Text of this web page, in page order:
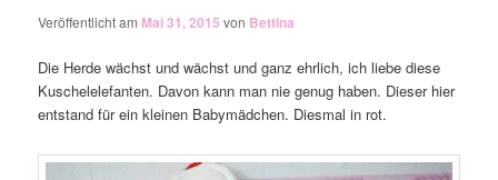
Veröffentlicht am Mai 31, 2015 von Bettina
Die Herde wächst und wächst und ganz ehrlich, ich liebe diese
Kuschelelefanten. Davon kann man nie genug haben. Dieser hier
entstand für ein kleinen Babymädchen. Diesmal in rot.